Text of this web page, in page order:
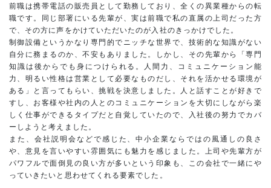
前職は携帯電話の販売員として勤務しており、全くの異業種からの転
職です。同じ部署にいる先輩が、実は前職で私の直属の上司だった方
で、その方に声をかけていただいたのが入社のきっかけでした。
制御設備というかなり専門的でニッチな世界で、技術的な知識がない
自分に務まるのか、不安もありました。しかし、その先輩から「専門
知識は後からでも身につけられる。人間力、コミュニケーション能
力、明るい性格は営業として必要なものだし、それを活かせる環境が
ある」と言ってもらい、挑戦を決意しました。人と話すことが好きで
すし、お客様や社内の人とのコミュニケーションを大切にしながら楽
しく仕事ができるタイプだと自覚していたので、入社後の努力でカバ
ーしようと考えました。
また、会社説明会などで感じた、中小企業ならではの風通しの良さ
や、意見を言いやすい雰囲気にも魅力を感じました。上司や先輩方が
パワフルで面倒見の良い方が多いという印象も、この会社で一緒にや
っていきたいと思わせてくれる要素でした。